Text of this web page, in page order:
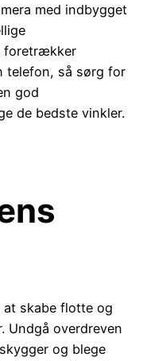
med indbygget
foretrækker
telefon, så sørg for
god
de bedste vinkler.
skabe flotte og
Undgå overdreven
og blege